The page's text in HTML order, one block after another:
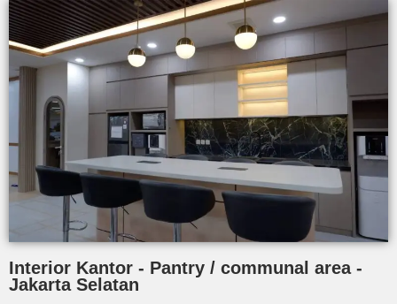
Interior Kantor - Pantry / communal area -
Jakarta Selatan